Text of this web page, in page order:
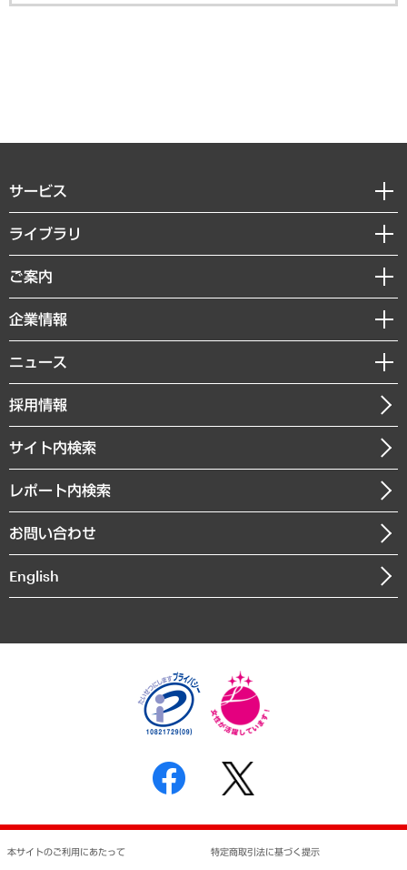
サービス
経営戦略
組織・人事戦略
デジタルイノベーション
共生・ダイバーシティ
GRC（ガバナンス・リスク・コンプライアンス）・防災（政策）
経済・産業・雇用・労働
まちづくり・観光・交通・スポーツ・スマートシティ
自然資源・農林水産業・食料システム
ライブラリ
経済調査
レポート
コラム
経営用語集
受託・受注実績（官公庁関連）
メディア掲載・出演
ご案内
セミナー・イベント情報
MUFGビジネスセミナー
受託案件情報
企業情報
私たちの想い
社長メッセージ
会社概要
沿革
組織図・本部部室紹介
インドネシア現地法人
個人情報保護方針
反社会的勢力に対する基本方針
書面による個人情報の開示等の請求の手続きについて
ニュース
ニュースリリース
お知らせ
採用情報
サイト内検索
レポート内検索
お問い合わせ
English
本サイトのご利用にあたって 特定商取引法に基づく提示